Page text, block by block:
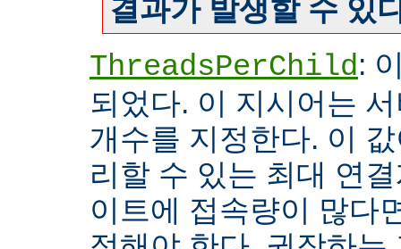
결과가 발생할 수 있
ThreadsPerChild:
되었다. 이 지시어는
개수를 지정한다. 이
리할 수 있는 최대 연
이트에 접속량이 많다